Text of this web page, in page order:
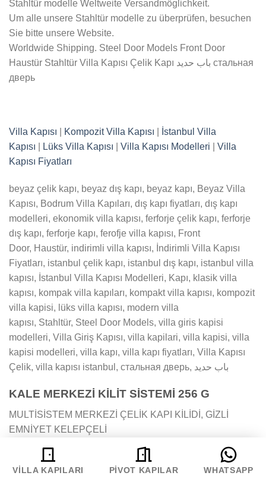
Stahltür modelle Weltweite Versandmöglichkeit.
Um alle unsere Stahltür modelle zu überprüfen, besuchen
Sie bitte unsere Website.
Worldwide Shipping. Steel Door Models Front Door
Haustür Stahltür Villa Kapısı Çelik Kapı باب حديد стальная
дверь
Villa Kapısı Kompozit Villa Kapısı
İstanbul Villa
Kapısı
Lüks Villa Kapısı Villa Kapısı Modelleri
Villa
Kapısı Fiyatları
beyaz çelik kapı, beyaz dış kapı, beyaz kapı, Beyaz Villa
Kapısı, Bodrum Villa Kapıları, dış kapı fiyatları, dış kapı
modelleri, ekonomik villa kapısı, ferforje çelik kapı, ferforje
dış kapı, ferforje kapı, ferofje villa kapısı, Front
Door, Haustür, indirimli villa kapısı, İndirimli Villa Kapısı
Fiyatları, istanbul çelik kapı, istanbul dış kapı, istanbul villa
kapısı, İstanbul Villa Kapısı Modelleri, Kapı, klasik villa
kapısı, kompak villa kapıları, kompakt villa kapısı, kompozit
villa kapisi, lüks villa kapısı, modern villa
kapısı, Stahltür, Steel Door Models, villa giris kapisi
modelleri, Villa Giriş Kapısı, villa kapilari, villa kapisi, villa
kapisi modelleri, villa kapı, villa kapı fiyatları, Villa Kapısı
Çelik, villa kapısı istanbul, стальная дверь, باب حديد
KALE MERKEZİ KİLİT SİSTEMİ 256 G
MULTİSİSTEM MERKEZİ ÇELİK KAPI KİLİDİ, GİZLİ
EMNİYET KELEPÇELİ
MULTI-POINT CENTRAL LOCKING SYSTEM FOR
STEEL DOORS WITH CONCEALED DOOR RETAINER
Teknik Bilgiler:
VILLA KAPILARI PIVOT KAPILAR WHATSAPP